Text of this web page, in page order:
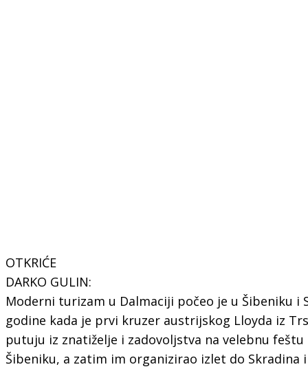
OTKRIĆE
DARKO GULIN:
Moderni turizam u Dalmaciji počeo je u Šibeniku i
godine kada je prvi kruzer austrijskog Lloyda iz
putuju iz znatiželje i zadovoljstva na velebnu feštu
Šibeniku, a zatim im organizirao izlet do Skradina